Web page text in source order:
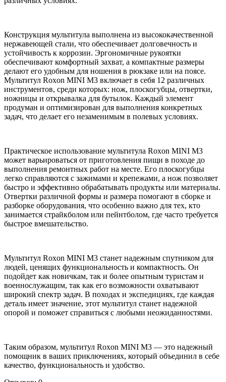
Конструкция мультитула выполнена из высококачественной
нержавеющей стали, что обеспечивает долговечность и
устойчивость к коррозии. Эргономичные рукоятки
обеспечивают комфортный захват, а компактные размеры
делают его удобным для ношения в рюкзаке или на поясе.
Мультитул Roxon MINI M3 включает в себя 12 различных
инструментов, среди которых: нож, плоскогубцы, отвертки,
ножницы и открывалка для бутылок. Каждый элемент
продуман и оптимизирован для выполнения конкретных
задач, что делает его незаменимым в полевых условиях.
Практическое использование мультитула Roxon MINI M3
может варьироваться от приготовления пищи в походе до
выполнения ремонтных работ на месте. Его плоскогубцы
легко справляются с зажимами и крепежами, а нож позволяет
быстро и эффективно обрабатывать продукты или материалы.
Отвертки различной формы и размера помогают в сборке и
разборке оборудования, что особенно важно для тех, кто
занимается страйкболом или пейнтболом, где часто требуется
быстрое вмешательство.
Мультитул Roxon MINI M3 станет надежным спутником для
людей, ценящих функциональность и компактность. Он
подойдет как новичкам, так и более опытным туристам и
военнослужащим, так как его возможности охватывают
широкий спектр задач. В походах и экспедициях, где каждая
деталь имеет значение, этот мультитул станет надежной
опорой и поможет справиться с любыми неожиданностями.
Таким образом, мультитул Roxon MINI M3 — это надежный
помощник в ваших приключениях, который объединил в себе
качество, функциональность и удобство.